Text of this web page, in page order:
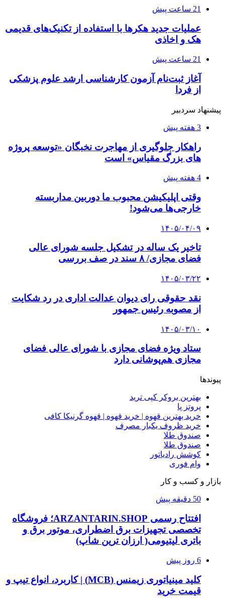
21 ساعت پیش
عملیات جدید هکرها با استفاده از تکنیک‌های قدیمی
هک و اخاذی
21 ساعت پیش
آغاز ثبت‌نام‌ آزمون کارشناسی ارشد علوم پزشکی
از فردا
پیشنهاد سردبیر
3 هفته پیش
راهکار جلوگیری از مهاجرت نخبگان «توسعه پروژه
های بزرگ مقیاس» است
4 هفته پیش
وقتی اپلیکیشن محبوب ما دوربین مداربسته
خارجی‌ها می‌شود!
۱۴۰۵/۰۴/۰۹
تاخیر یک ساله در تشکیل جلسه شورای عالی
فضای مجازی/ ۸ سند در صف بررسی
۱۴۰۵/۰۳/۲۲
نقد حقوقی رای دیوان عدالت اداری در رد شکایت
از مصوبه رئیس جمهور
۱۴۰۵/۰۳/۱۰
ستاد ویژه فضای مجازی با شورای عالی فضای
مجازی هم‌پوشانی دارد
پیوندها
بهترین بروکر کپی ترید
پروتز پا
خرید بهترین قهوه | خرید قهوه | قهوه گرنیکا کافی
خرید ظروف یکبار مصرف
صندوق طلا
صندوق طلا
کوشش رادیاتور
وام فوری
بازار و کسب و کار
50 دقیقه پیش
افتتاح رسمی ARZANTARIN.SHOP؛ فروشگاه
تخصصی تجهیزات برق اضطراری، موتور برق و
باتری لیتیومی( ارزان ترین شاپ)
6 روز پیش
کلید مینیاتوری زیمنس (MCB) | کاربرد، انواع تیپ و
قیمت خرید